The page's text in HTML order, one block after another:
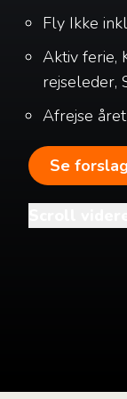
Fly Ikke
Aktiv ferie,
rejseleder,
Afrejse
Se